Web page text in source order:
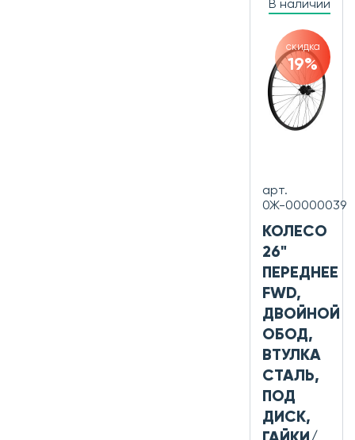
В наличии
скидка
19%
арт.
0Ж-00000039
КОЛЕСО
26"
ПЕРЕДНЕЕ
FWD,
ДВОЙНОЙ
ОБОД,
ВТУЛКА
СТАЛЬ,
ПОД
ДИСК,